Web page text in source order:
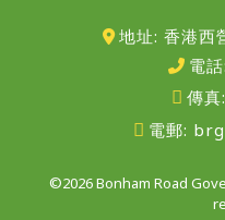
地址: 香港西
電話:
傳真:
電郵:
©2026 Bonham Road